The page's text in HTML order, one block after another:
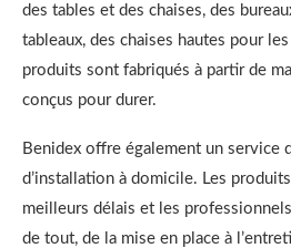
des tables et des chaises, des
tableaux, des chaises hautes pour
produits sont fabriqués à partir de
conçus pour durer.
Benidex offre également un service
d’installation à domicile. Les
meilleurs délais et les
de tout, de la mise en place à